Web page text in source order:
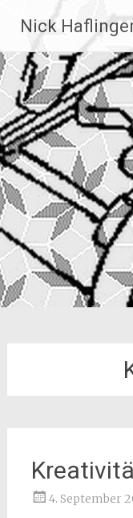
Inhalt
springen
Nick
4. September